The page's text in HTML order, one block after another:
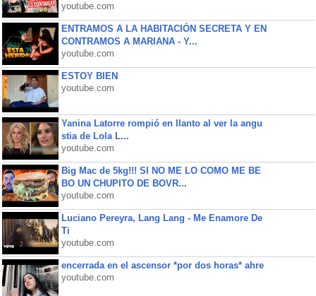
youtube.com
ENTRAMOS A LA HABITACIÓN SECRETA Y EN
CONTRAMOS A MARIANA - Y...
youtube.com
ESTOY BIEN
youtube.com
Yanina Latorre rompió en llanto al ver la angu
stia de Lola L...
youtube.com
Big Mac de 5kg!!! SI NO ME LO COMO ME BE
BO UN CHUPITO DE BOVR...
youtube.com
Luciano Pereyra, Lang Lang - Me Enamore De
Ti
youtube.com
encerrada en el ascensor *por dos horas* ahre
youtube.com